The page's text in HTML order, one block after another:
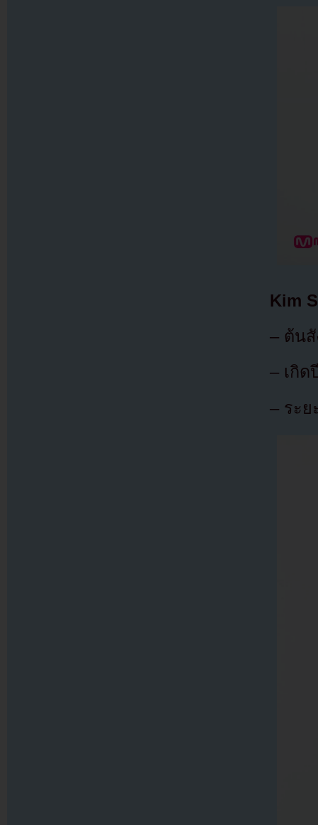
Kim
– ต้นสั
– เกิด
– ระย